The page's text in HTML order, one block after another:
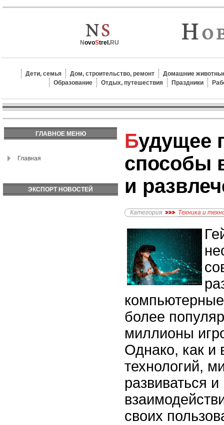
NovoStrel.RU
Дети, семья Дом, строительство, ремонт
Домашние
Образование
Отдых, путешествия Праздники
ГЛАВНОЕ МЕНЮ
Главная
ЭКСПОРТ НОВОСТЕЙ
Будущее гейминга: новые
способы
и
Категория Техника и
более
миллионы
Однако, как и
технологий,
развиваться
своих